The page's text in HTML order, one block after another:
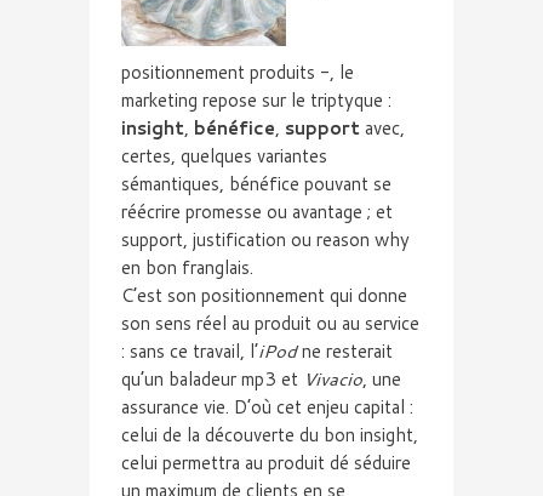
positionnement produits -, le
marketing repose sur le triptyque :
insight, bénéfice, supportavec,
certes, quelques variantes
sémantiques, bénéfice pouvant se
réécrire promesse ou avantage ; et
support, justification ou reason why
en bon franglais.
C’est son positionnement qui donne
son sens réel au produit ou au service
: sans ce travail, l’iPodne resterait
qu’un baladeur mp3 et Vivacio, une
assurance vie. D’où cet enjeu capital :
celui de la découverte du bon insight,
celui permettra au produit dé séduire
un maximum de clients en se